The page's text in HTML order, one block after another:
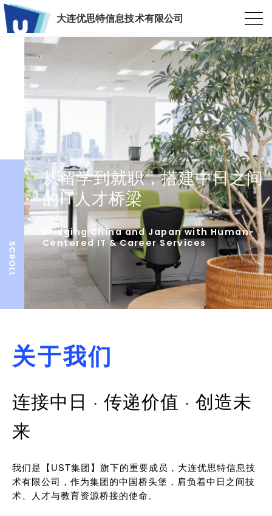
大连优思特信息技术有限公司
从留学到就职，搭建中日之间
的IT人才桥梁
Bridging China and Japan with Human-
Centered IT & Career Services
关于我们
连接中日 · 传递价值 · 创造未
来
我们是【UST集团】旗下的重要成员，大连优思特信息技
术有限公司，作为集团的中国桥头堡，肩负着中日之间技
术、人才与教育资源桥接的使命。